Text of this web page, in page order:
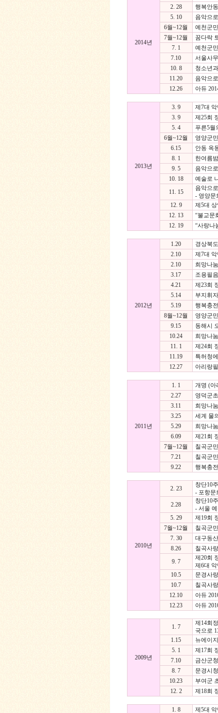
2014년
2. 28
행복안
5. 10
음악으
6월~12월
예천군
7월~12월
꿈다락
7. 1
예천군
7.10
서울사
10. 8
청소년
11.20
음악으
12.26
아듀
2013년
3. 9
제7대
3. 9
제25회
5. 4
푸른5월
6월~12월
영양군
6.15
안동 옥
8. 1
한여름
9. 5
음악으
10. 18
예술로
11. 15
음악으
- 영양문
12. 9
제5대
12. 13
“불교문
12. 19
“사랑나
2012년
1.20
경상북
2.10
제7대
2.10
희망나
3.17
조용필
4.21
제23회
5.14
부지휘
5.19
행복충
8월~12월
영양군
9.15
동해시
10.24
희망나
11. 1
제24회
11.19
특허청
12.27
아리랑
2011년
1. 1
개명 (아
2.27
영덕군
3.11
희망나
3.25
세계 물
5.29
희망나
6.09
제21회
7월~12월
칠곡군
7.21
칠곡군
9.22
행복충
2010년
2. 23
창단10
- 포항문
2.28
창단10
- 서울
5. 29
제19회
7월~12월
칠곡군
7. 30
대구동
8.26
칠곡사
9. 7
제20회
제6대
10.5
문경사
10.7
칠곡사
12.10
아듀
12.23
아듀
2009년
1. 7
제14회
국으로
1.15
뉴에이
5. 1
제17회
7.10
금산군
8. 7
문경시
10.23
부여군
12. 2
제18회
1. 8 제5대